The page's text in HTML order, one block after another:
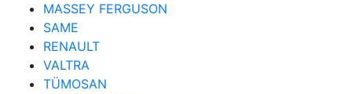
MASSEY FERGUSON
SAME
RENAULT
VALTRA
TÜMOSAN